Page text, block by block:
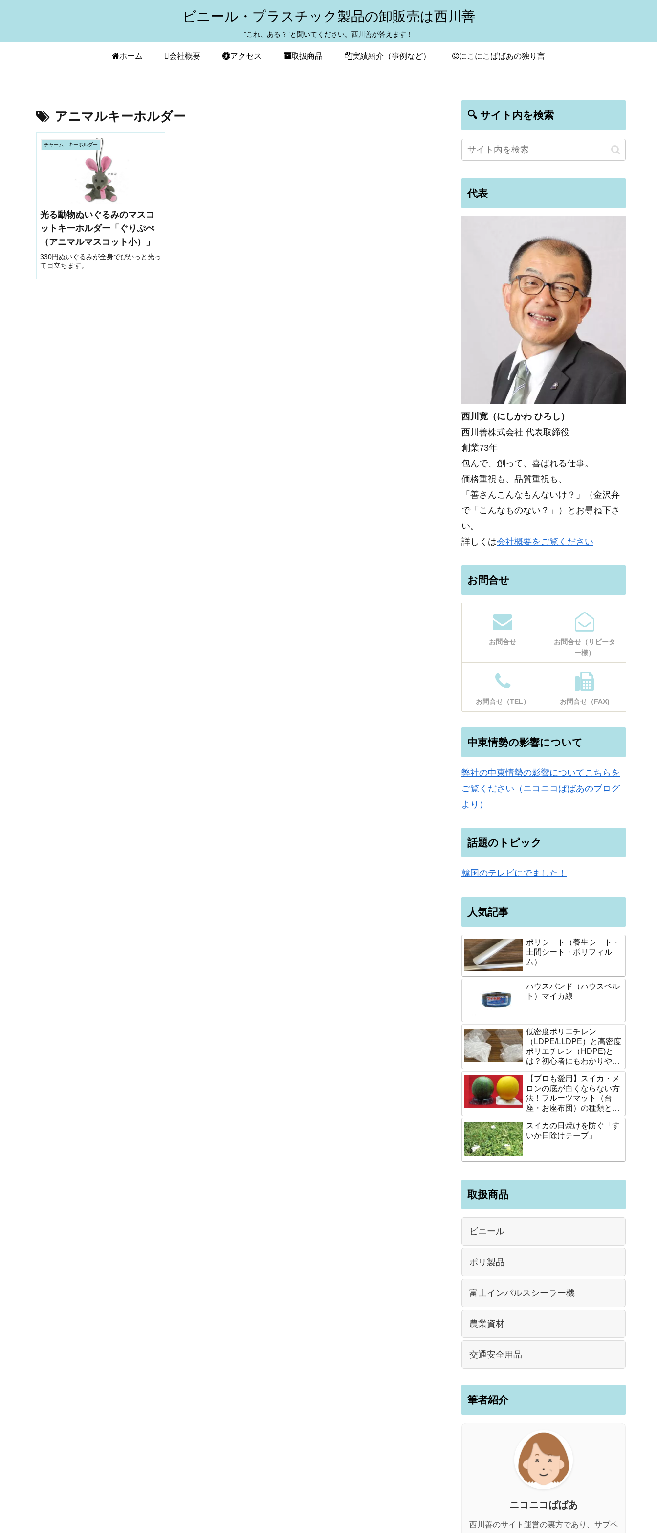
ビニール・プラスチック製品の卸販売は西川善
”これ、ある？”と聞いてください。西川善が答えます！
ホーム 会社概要 アクセス 取扱商品 実績紹介（事例など） にこにこばばあの独り言
アニマルキーホルダー
チャーム・キーホルダー
光る動物ぬいぐるみのマスコ
ットキーホルダー「ぐりぷぺ
（アニマルマスコット小）」
330円ぬいぐるみが全身でぴかっと光っ
て目立ちます。
🔍 サイト内を検索
代表
西川寛（にしかわ ひろし）
西川善株式会社 代表取締役
創業73年
包んで、創って、喜ばれる仕事。
価格重視も、品質重視も、
「善さんこんなもんないけ？」（金沢弁
で「こんなものない？」）とお尋ね下さ
い。
詳しくは会社概要をご覧ください
お問合せ
お問合せ
お問合せ（リピータ
ー様）
お問合せ（TEL） お問合せ（FAX)
中東情勢の影響について
弊社の中東情勢の影響についてこちらを
ご覧ください（ニコニコばばあのブログ
より）
話題のトピック
韓国のテレビにでました！
人気記事
ポリシート（養生シート・
土間シート・ポリフィル
ム）
ハウスバンド（ハウスベル
ト）マイカ線
低密度ポリエチレン
（LDPE/LLDPE）と高密度
ポリエチレン（HDPE)と
は？初心者にもわかりやす
く説明します。
【プロも愛用】スイカ・メ
ロンの底が白くならない方
法！フルーツマット（台
座・お座布団）の種類と選
び方
スイカの日焼けを防ぐ「す
いか日除けテープ」
取扱商品
ビニール
ポリ製品
富士インパルスシーラー機
農業資材
交通安全用品
筆者紹介
ニコニコばばあ
西川善のサイト運営の裏方であり、サブペ